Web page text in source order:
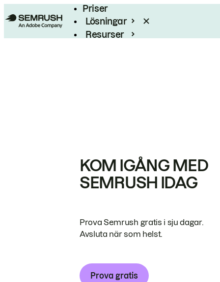
Priser
Lösningar
Resurser
KOM IGÅNG MED
SEMRUSH IDAG
Prova Semrush gratis i sju dagar.
Avsluta när som helst.
Prova gratis